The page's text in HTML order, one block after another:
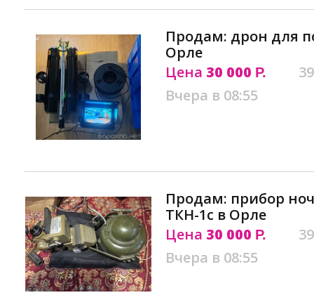
Продам: дрон для
Орле
Цена 30 000 Р.
Вчера в 08:55
Продам: прибор
ТКН-1с в Орле
Цена 30 000 Р.
Вчера в 08:55